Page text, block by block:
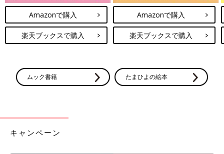
Amazonで購入
楽天ブックスで購入
Amazonで購入
楽天ブックスで購入
ムック書籍 たまひよの絵本
キャンペーン